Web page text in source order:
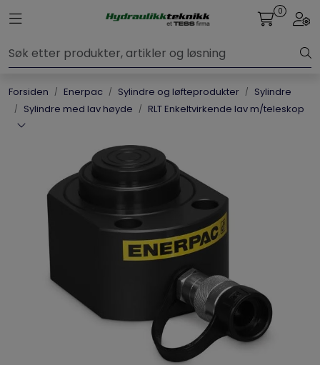
Toggle navigation 0
Forsiden Enerpac Sylindre og løfteprodukter
Sylindre
Sylindre med lav høyde
RLT Enkeltvirkende lav m/teleskop
Elpress
Enerpac
Dynaset
Vinsjer
Vis priser